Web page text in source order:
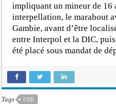
impliquant un mineur de 16
interpellation, le marabout
Gambie, avant d’être
entre Interpol et la DIC,
été placé sous mandat de
Tags UNE